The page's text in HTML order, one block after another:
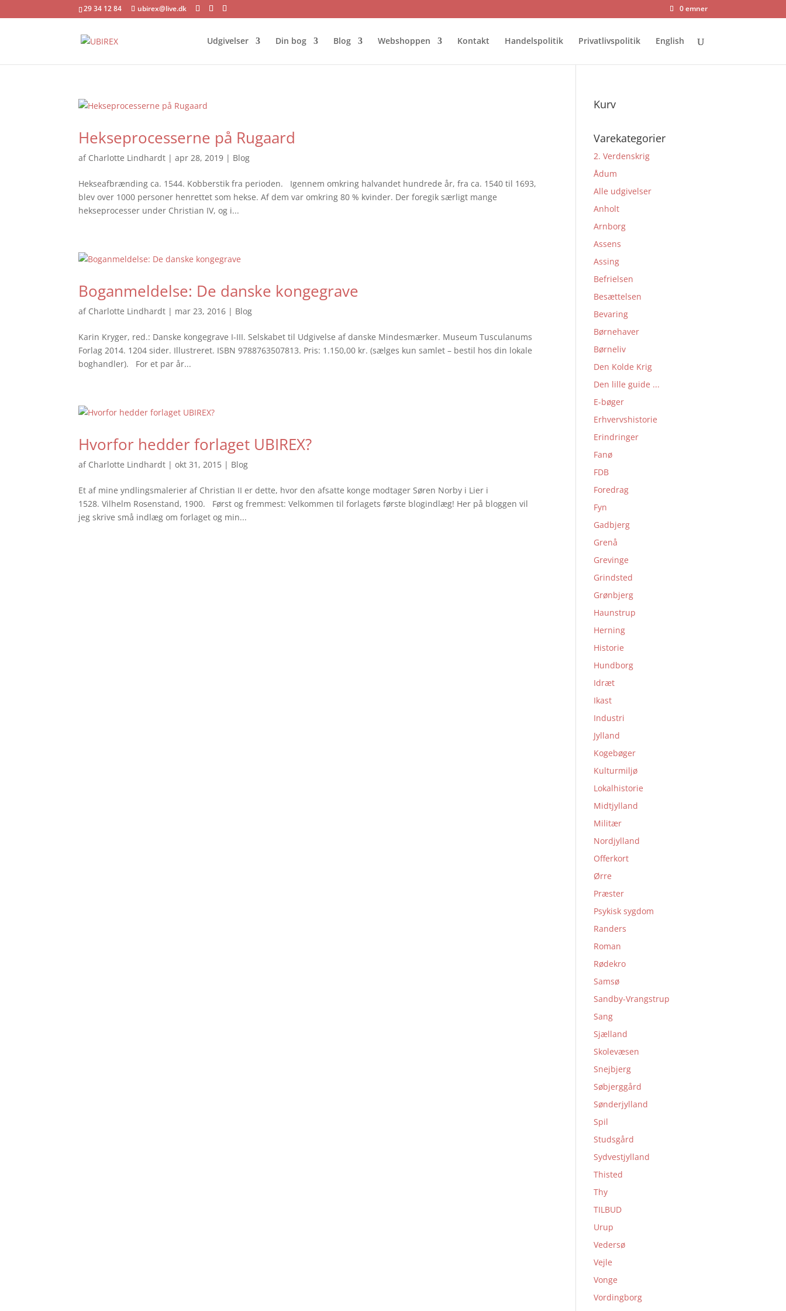
29 34 12 84 ubirex@live.dk 0 emner
Udgivelser Din bog Blog Webshoppen Kontakt Handelspolitik Privatlivspolitik English
Hekseprocesserne på Rugaard
af Charlotte Lindhardt |apr 28, 2019 | Blog
Hekseafbrænding ca. 1544. Kobberstik fra perioden. Igennem omkring halvandet hundrede år, fra ca. 1540 til 1693,
blev over 1000 personer henrettet som hekse. Af dem var omkring 80 % kvinder. Der foregik særligt mange
hekseprocesser under Christian IV, og i...
Boganmeldelse: De danske kongegrave
af Charlotte Lindhardt | mar 23, 2016 | Blog
Karin Kryger, red.: Danske kongegrave I-III. Selskabet til Udgivelse af danske Mindesmærker. Museum Tusculanums
Forlag 2014. 1204 sider. Illustreret. ISBN 97887­63507813. Pris: 1.150,00 kr. (sælges kun samlet – bestil hos din lokale
boghandler). For et par år...
Hvorfor hedder forlaget UBIREX?
af Charlotte Lindhardt |okt 31, 2015 | Blog
Et af mine yndlingsmalerier af Christian II er dette, hvor den afsatte konge modtager Søren Norby i Lier i
1528. Vilhelm Rosenstand, 1900. Først og fremmest: Velkommen til forlagets første blogindlæg! Her på bloggen vil
jeg skrive små indlæg om forlaget og min...
Kurv
Varekategorier
2. Verdenskrig
Ådum
Alle udgivelser
Anholt
Arnborg
Assens
Assing
Befrielsen
Besættelsen
Bevaring
Børnehaver
Børneliv
Den Kolde Krig
Den lille guide ...
E-bøger
Erhvervshistorie
Erindringer
Fanø
FDB
Foredrag
Fyn
Gadbjerg
Grenå
Grevinge
Grindsted
Grønbjerg
Haunstrup
Herning
Historie
Hundborg
Idræt
Ikast
Industri
Jylland
Kogebøger
Kulturmiljø
Lokalhistorie
Midtjylland
Militær
Nordjylland
Offerkort
Ørre
Præster
Psykisk sygdom
Randers
Roman
Rødekro
Samsø
Sandby-Vrangstrup
Sang
Sjælland
Skolevæsen
Snejbjerg
Søbjerggård
Sønderjylland
Spil
Studsgård
Sydvestjylland
Thisted
Thy
TILBUD
Urup
Vedersø
Vejle
Vonge
Vordingborg